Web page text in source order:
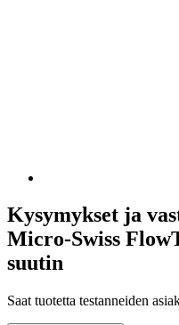
Kysymykset ja
Micro-Swiss
suutin
Saat tuotetta testanneiden